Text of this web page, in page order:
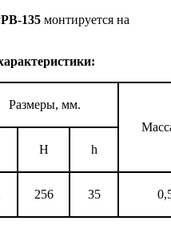
135 монтируется на
Размеры, мм.
Н h
256 35